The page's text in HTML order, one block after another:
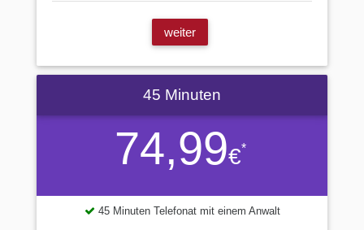
weiter
74,99€*
45 Minuten
45 Minuten Telefonat mit einem Anwalt